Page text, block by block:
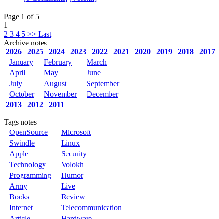
Page 1 of 5
1
2 3 4 5 >> Last
Archive notes
2026
2025 2024 2023 2022 2021 2020 2019 2018 2017
January
February
March
April
May
June
July
August
September
October
November
December
2013
2012 2011
Tags notes
OpenSource
Microsoft
Swindle
Linux
Apple
Security
Technology
Volokh
Programming
Humor
Army
Live
Books
Review
Internet
Telecommunication